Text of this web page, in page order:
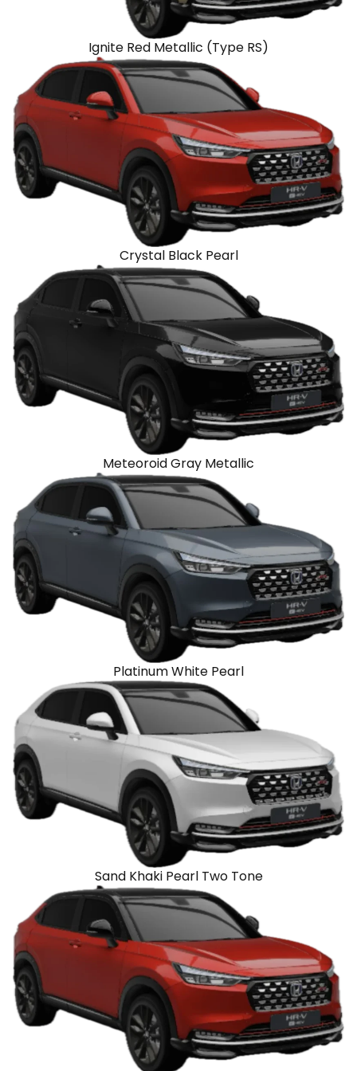
Ignite Red Metallic (Type RS)
Crystal Black Pearl
Meteoroid Gray Metallic
Platinum White Pearl
Sand Khaki Pearl Two Tone